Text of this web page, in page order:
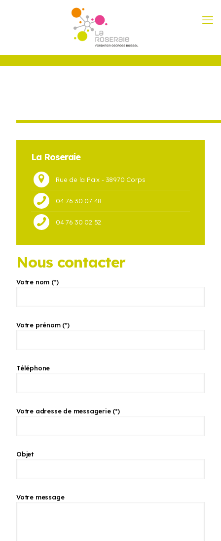
La Roseraie
Rue de la Paix - 38970 Corps
04 76 30 07 48
04 76 30 02 52
Nous contacter
Votre nom (*)
Votre prénom (*)
Téléphone
Votre adresse de messagerie (*)
Objet
Votre message